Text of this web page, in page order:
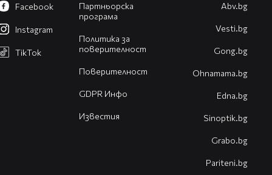
Партньорска
програма
Политика за
поверителност
Поверителност
GDPR Инфо
Известия
Facebook
Instagram
TikTok
Abv.bg
Vesti.bg
Gong.bg
Оhnamama.bg
Edna.bg
Sinoptik.bg
Grabo.bg
Pariteni.bg